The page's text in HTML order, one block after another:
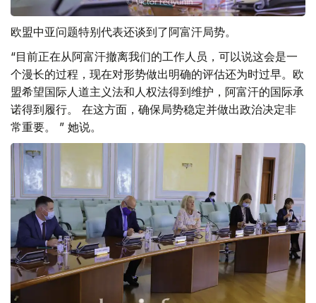
欧盟中亚问题特别代表还谈到了阿富汗局势。
“目前正在从阿富汗撤离我们的工作人员，可以说这会是一
个漫长的过程，现在对形势做出明确的评估还为时过早。欧
盟希望国际人道主义法和人权法得到维护，阿富汗的国际承
诺得到履行。 在这方面，确保局势稳定并做出政治决定非
常重要。 ” 她说。